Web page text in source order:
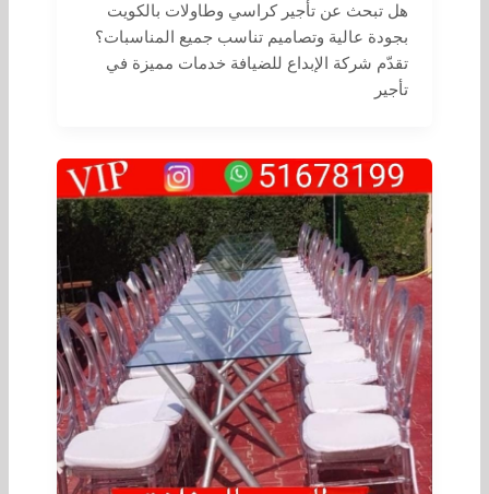
هل تبحث عن تأجير كراسي وطاولات بالكويت
بجودة عالية وتصاميم تناسب جميع المناسبات؟
تقدّم شركة الإبداع للضيافة خدمات مميزة في
تأجير